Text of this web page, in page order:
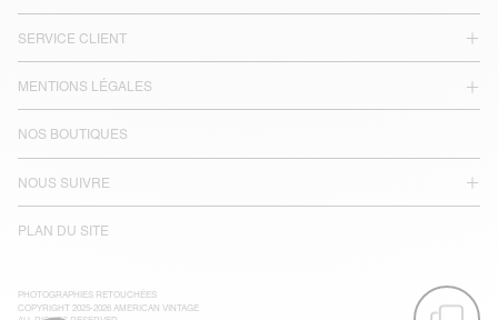
SERVICE CLIENT
MENTIONS LÉGALES
NOS BOUTIQUES
NOUS SUIVRE
PLAN DU SITE
PHOTOGRAPHIES RETOUCHÉES
COPYRIGHT 2025-2026 AMERICAN VINTAGE